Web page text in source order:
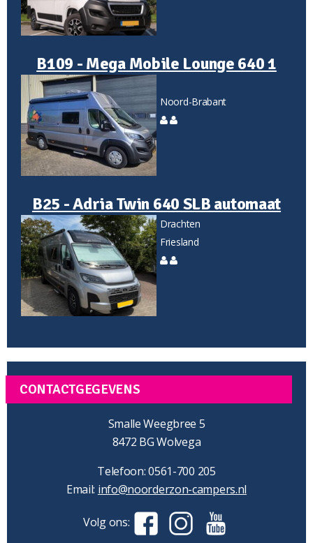
B109 - Mega Mobile Lounge 640 1
Noord-Brabant
B25 - Adria Twin 640 SLB automaat
Drachten
Friesland
CONTACTGEGEVENS
Smalle Weegbree 5
8472 BG Wolvega
Telefoon: 0561-700 205
Email: info@noorderzon-campers.nl
Volg ons: